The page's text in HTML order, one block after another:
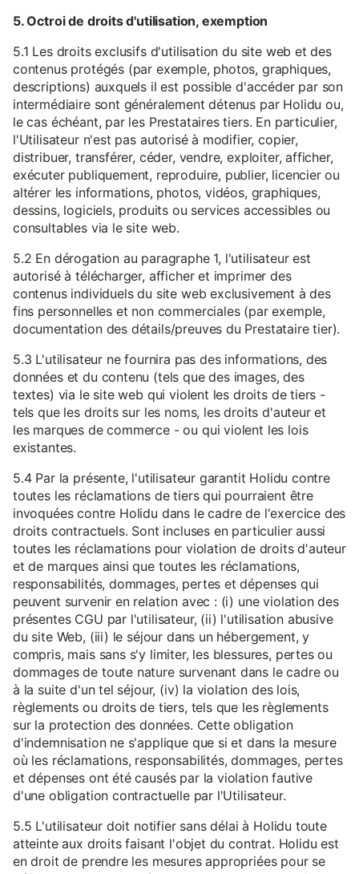
5. Octroi de droits d'utilisation, exemption
5.1 Les droits exclusifs d'utilisation du site web et des
contenus protégés (par exemple, photos, graphiques,
descriptions) auxquels il est possible d'accéder par son
intermédiaire sont généralement détenus par Holidu ou,
le cas échéant, par les Prestataires tiers. En particulier,
l'Utilisateur n'est pas autorisé à modifier, copier,
distribuer, transférer, céder, vendre, exploiter, afficher,
exécuter publiquement, reproduire, publier, licencier ou
altérer les informations, photos, vidéos, graphiques,
dessins, logiciels, produits ou services accessibles ou
consultables via le site web.
5.2 En dérogation au paragraphe 1, l'utilisateur est
autorisé à télécharger, afficher et imprimer des
contenus individuels du site web exclusivement à des
fins personnelles et non commerciales (par exemple,
documentation des détails/preuves du Prestataire tier).
5.3 L'utilisateur ne fournira pas des informations, des
données et du contenu (tels que des images, des
textes) via le site web qui violent les droits de tiers -
tels que les droits sur les noms, les droits d'auteur et
les marques de commerce - ou qui violent les lois
existantes.
5.4 Par la présente, l'utilisateur garantit Holidu contre
toutes les réclamations de tiers qui pourraient être
invoquées contre Holidu dans le cadre de l'exercice des
droits contractuels. Sont incluses en particulier aussi
toutes les réclamations pour violation de droits d'auteur
et de marques ainsi que toutes les réclamations,
responsabilités, dommages, pertes et dépenses qui
peuvent survenir en relation avec : (i) une violation des
présentes CGU par l'utilisateur, (ii) l'utilisation abusive
du site Web, (iii) le séjour dans un hébergement, y
compris, mais sans s'y limiter, les blessures, pertes ou
dommages de toute nature survenant dans le cadre ou
à la suite d'un tel séjour, (iv) la violation des lois,
règlements ou droits de tiers, tels que les règlements
sur la protection des données. Cette obligation
d'indemnisation ne s'applique que si et dans la mesure
où les réclamations, responsabilités, dommages, pertes
et dépenses ont été causés par la violation fautive
d'une obligation contractuelle par l'Utilisateur.
5.5 L'utilisateur doit notifier sans délai à Holidu toute
atteinte aux droits faisant l'objet du contrat. Holidu est
en droit de prendre les mesures appropriées pour se